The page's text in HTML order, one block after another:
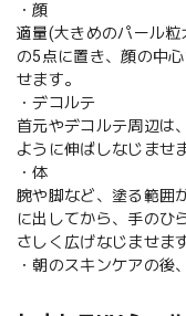
・顔
適量(大きめのパール
の5点に置き、顔の中
せます。
・デコルテ
首元やデコルテ周辺は
ように伸ばしなじませ
・体
腕や脚など、塗る範囲
に出してから、手のひ
さしく広げなじませます
・朝のスキンケアの後